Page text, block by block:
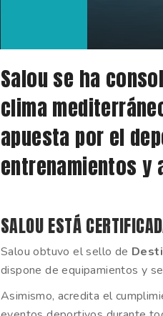
Salou se ha
clima
apuesta por el
entrenamientos y
SALOU ESTÁ
Salou obtuvo el sello de
dispone de equipamientos y
Asimismo, acredita el